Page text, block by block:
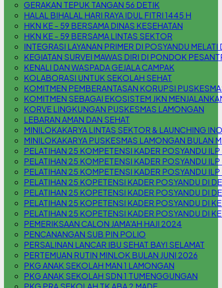
GERAKAN TEPUK TANGAN 56 DETIK
HALAL BIHALAL HARI RAYA IDUL FITRI 1445 H
HKN KE - 59 BERSAMA DINAS KESEHATAN
HKN KE - 59 BERSAMA LINTAS SEKTOR
INTEGRASI LAYANAN PRIMER DI POSYANDU
KEGIATAN SURVEI MAWAS DIRI DI PONDOK
KENALI DAN WASPADA GEJALA CAMPAK
KOLABORASI UNTUK SEKOLAH SEHAT
KOMITMEN PEMBERANTASAN KORUPSI
KOMITMEN SEBAGAI EKOSISTEM JKN
KORVE LINGKUNGAN PUSKESMAS LAMONGAN
LEBARAN AMAN DAN SEHAT
MINILOKAKARYA LINTAS SEKTOR & LAUNCHING
MINILOKAKARYA PUSKESMAS LAMONGAN BULAN
PELATIHAN 25 KOMPETENSI KADER POSYANDU
PELATIHAN 25 KOMPETENSI KADER POSYANDU ILP
PELATIHAN 25 KOMPETENSI KADER POSYANDU
PELATIHAN 25 KOPETENSI KADER POSYANDU DI
PELATIHAN 25 KOPETENSI KADER POSYANDU DI
PELATIHAN 25 KOPETENSI KADER POSYANDU DI
PELATIHAN 25 KOPETENSI KADER POSYANDU DI
PEMERIKSAAN CALON JAMA'AH HAJI 2024
PENCANANGAN SUB PIN POLIO
PERSALINAN LANCAR IBU SEHAT BAYI SELAMAT
PERTEMUAN RUTIN MINLOK BULAN JUNI 2026
PKG ANAK SEKOLAH MAN 1 LAMONGAN
PKG ANAK SEKOLAH SDN 1 TUMENGGUNGAN